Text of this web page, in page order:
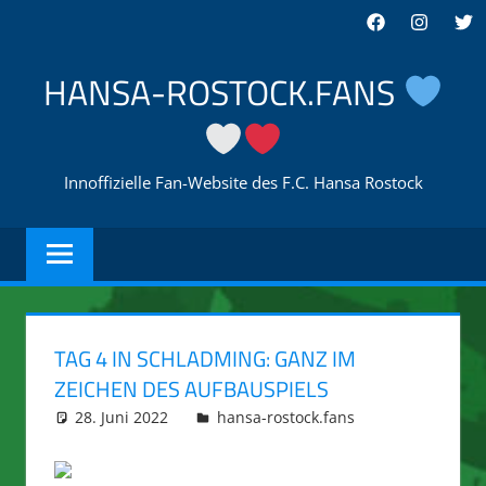
springen
Facebook
HANSA-ROSTOCK.FANS
Innoffizielle Fan-Website des F.C. Hansa Rostock
TAG 4 IN SCHLADMING: GANZ IM
ZEICHEN DES AUFBAUSPIELS
28. Juni 2022 integromat
hansa-rostock.fans